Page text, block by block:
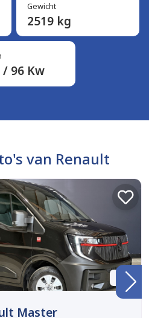
Gewicht
2519 kg
/ 96 Kw
van Renault
BTW
Master